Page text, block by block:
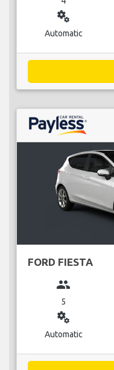
miscellaneous_services
Automatic
FORD FIESTA
group
5
miscellaneous_services
Automatic